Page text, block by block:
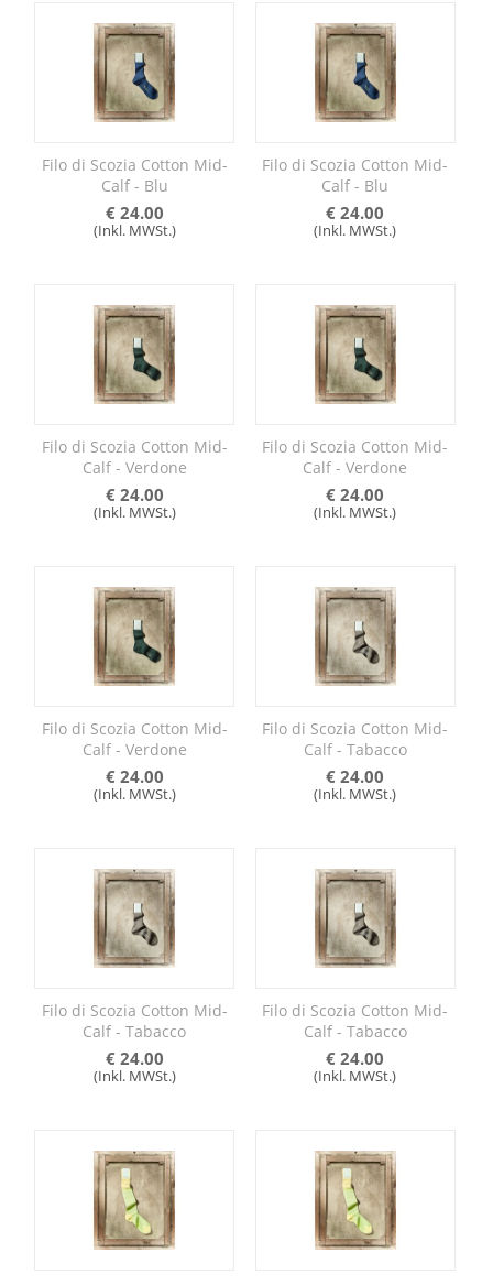
Filo di Scozia Cotton Mid-
Calf - Blu
€ 24.00
(Inkl. MWSt.)
Filo di Scozia Cotton Mid-
Calf - Blu
€ 24.00
(Inkl. MWSt.)
Filo di Scozia Cotton Mid-
Calf - Verdone
€ 24.00
(Inkl. MWSt.)
Filo di Scozia Cotton Mid-
Calf - Verdone
€ 24.00
(Inkl. MWSt.)
Filo di Scozia Cotton Mid-
Calf - Verdone
€ 24.00
(Inkl. MWSt.)
Filo di Scozia Cotton Mid-
Calf - Tabacco
€ 24.00
(Inkl. MWSt.)
Filo di Scozia Cotton Mid-
Calf - Tabacco
€ 24.00
(Inkl. MWSt.)
Filo di Scozia Cotton Mid-
Calf - Tabacco
€ 24.00
(Inkl. MWSt.)